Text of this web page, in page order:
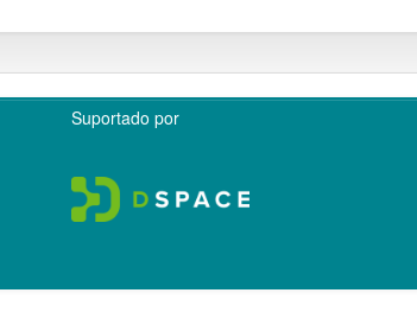
Suportado por